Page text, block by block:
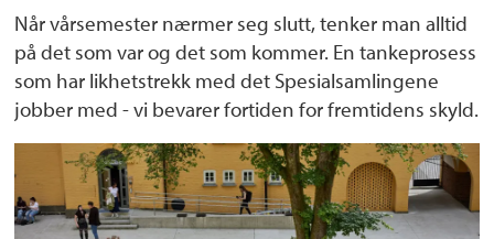
Når vårsemester nærmer seg slutt, tenker man alltid
på det som var og det som kommer. En tankeprosess
som har likhetstrekk med det Spesialsamlingene
jobber med - vi bevarer fortiden for fremtidens skyld.